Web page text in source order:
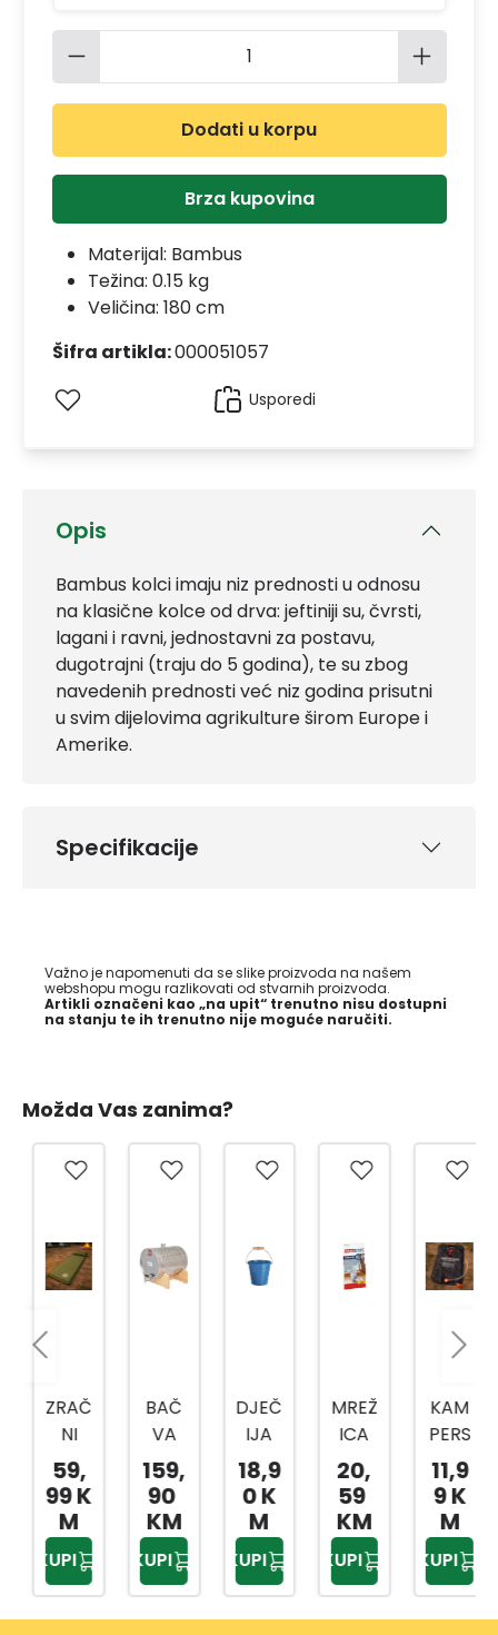
Opis
Bambus kolci imaju niz prednosti u odnosu
na klasične kolce od drva: jeftiniji su, čvrsti,
lagani i ravni, jednostavni za postavu,
dugotrajni (traju do 5 godina), te su zbog
navedenih prednosti već niz godina prisutni
u svim dijelovima agrikulture širom Europe i
Amerike.
Specifikacije
Važno je napomenuti da se slike proizvoda na našem
webshopu mogu razlikovati od stvarnih proizvoda.
Artikli označeni kao „na upit“ trenutno nisu dostupni
na stanju te ih trenutno nije moguće naručiti.
Količina proizvoda: Unesite
Dodati u korpu
Brza kupovina
Materijal: Bambus
Težina: 0.15 kg
Veličina: 180 cm
Šifra artikla:000051057
Usporedi
Možda Vas zanima?
ZRAČ
NI
DUŠE
K ZA
KAM
POV
ANJE
VP121
1
59,
99 K
M
KUPI
BAČ
VA
RAKI
JA
25L
159,
90
KM
KUPI
DJEČ
IJA
MET
ALNA
KANT
A SA
DRVE
NOM
DRŠK
18,9
0 K
M
KUPI
MREŽ
ICA
PRO
TIV
INSE
KATA
BIJEL
A
1,5X1,
20,
59
KM
KUPI
KAM
PERS
KA
VREĆ
A ZA
VOD
U
TUŠ
VP12
11,9
9 K
M
KUPI